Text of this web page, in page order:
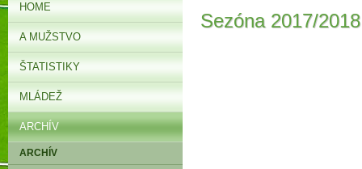
Sezóna 2017/2018
HOME
A MUŽSTVO
ŠTATISTIKY
MLÁDEŽ
ARCHÍV
ARCHÍV